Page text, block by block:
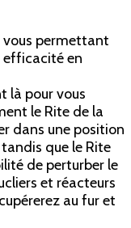
vous permettant
efficacité en
là pour vous
le Rite de la
dans une position
que le Rite
de perturber le
et réacteurs
au fur et